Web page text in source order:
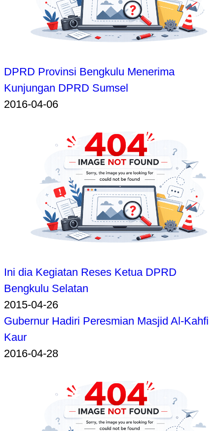
DPRD Provinsi Bengkulu Menerima
Kunjungan DPRD Sumsel
2016-04-06
Ini dia Kegiatan Reses Ketua DPRD
Bengkulu Selatan
2015-04-26
Gubernur Hadiri Peresmian Masjid Al-Kahfi
Kaur
2016-04-28